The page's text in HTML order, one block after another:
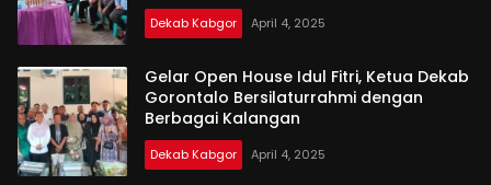
Dekab Kabgor April 4, 2025
Gelar Open House Idul Fitri, Ketua Dekab
Gorontalo Bersilaturrahmi dengan
Berbagai Kalangan
Dekab Kabgor April 4, 2025